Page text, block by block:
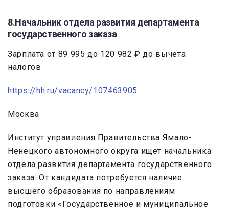
8.Начальник отдела развития департамента
государственного заказа
Зарплата от 89 995 до 120 982 ₽ до вычета
налогов
https://hh.ru/vacancy/107463905
Москва
Институт управления Правительства Ямало-
Ненецкого автономного округа ищет начальника
отдела развития департамента государственного
заказа. От кандидата потребуется наличие
высшего образования по направлениям
подготовки «Государственное и муниципальное